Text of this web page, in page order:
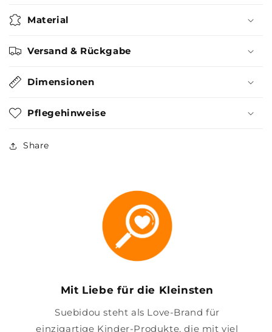
Material
Versand & Rückgabe
Dimensionen
Pflegehinweise
Share
Mit Liebe für die Kleinsten
Suebidou steht als Love-Brand für
einzigartige Kinder-Produkte, die mit viel